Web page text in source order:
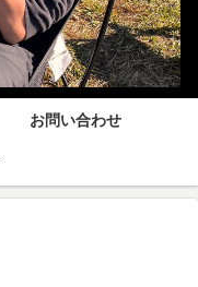
お問い合わせ